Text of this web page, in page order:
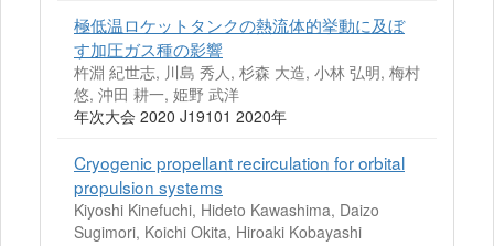
極低温ロケットタンクの熱流体的挙動に及ぼ
す加圧ガス種の影響
杵淵 紀世志, 川島 秀人, 杉森 大造, 小林 弘明, 梅村
悠, 沖田 耕一, 姫野 武洋
年次大会 2020 J19101 2020年
Cryogenic propellant recirculation for orbital
propulsion systems
Kiyoshi Kinefuchi, Hideto Kawashima, Daizo
Sugimori, Koichi Okita, Hiroaki Kobayashi